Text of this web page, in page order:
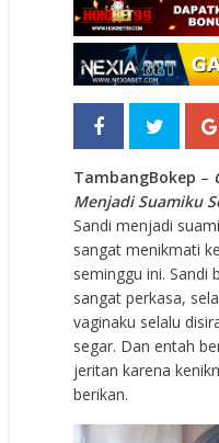
TambangBokep –
Menjadi Suamiku
Sandi menjadi
sangat menikmati
seminggu ini. Sandi
sangat perkasa,
vaginaku selalu
segar. Dan entah
jeritan karena
berikan.